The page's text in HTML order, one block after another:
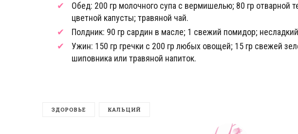
Обед: 200 гр молочного супа с вермишелью; 80 гр отварной
цветной капусты; травяной чай.
Полдник: 90 гр сардин в масле; 1 свежий помидор;
Ужин: 150 гр гречки с 200 гр любых овощей; 15 гр свежей
шиповника или травяной напиток.
ЗДОРОВЬЕ КАЛЬЦИЙ